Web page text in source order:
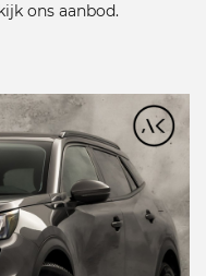
ons aanbod.